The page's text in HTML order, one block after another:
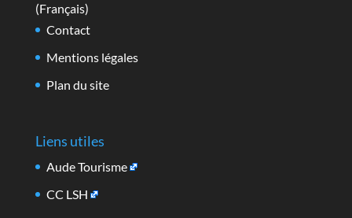
(Français)
Contact
Mentions légales
Plan du site
Liens utiles
Aude Tourisme
CC LSH